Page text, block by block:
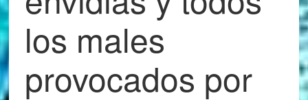
los males
provocados por